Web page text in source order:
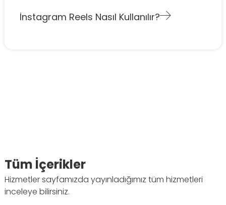
İnstagram Reels Nasıl Kullanılır?
Tüm İçerikler
Hizmetler sayfamızda yayınladığımız tüm hizmetleri
inceleye bilirsiniz.